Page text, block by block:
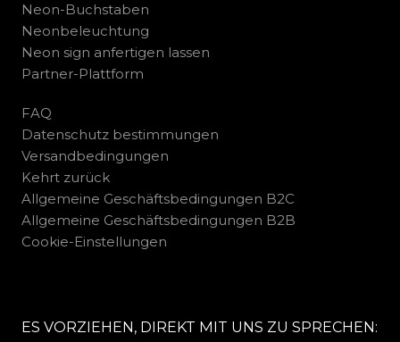
Neon-Buchstaben
Neonbeleuchtung
Neon sign anfertigen lassen
Partner-Plattform
FAQ
Datenschutz bestimmungen
Versandbedingungen
Kehrt zurück
Allgemeine Geschäftsbedingungen B2C
Allgemeine Geschäftsbedingungen B2B
Cookie-Einstellungen
ES VORZIEHEN, DIREKT MIT UNS ZU SPRECHEN: